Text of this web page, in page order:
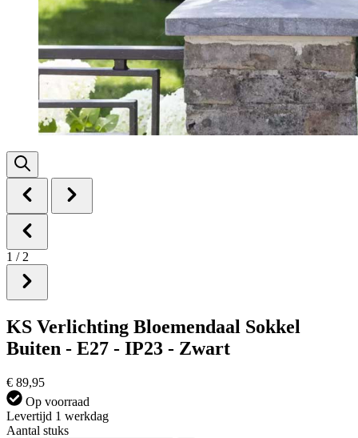
1 / 2
KS Verlichting Bloemendaal Sokkel
Buiten - E27 - IP23 - Zwart
€ 89,95
Op voorraad
Levertijd 1 werkdag
Aantal stuks